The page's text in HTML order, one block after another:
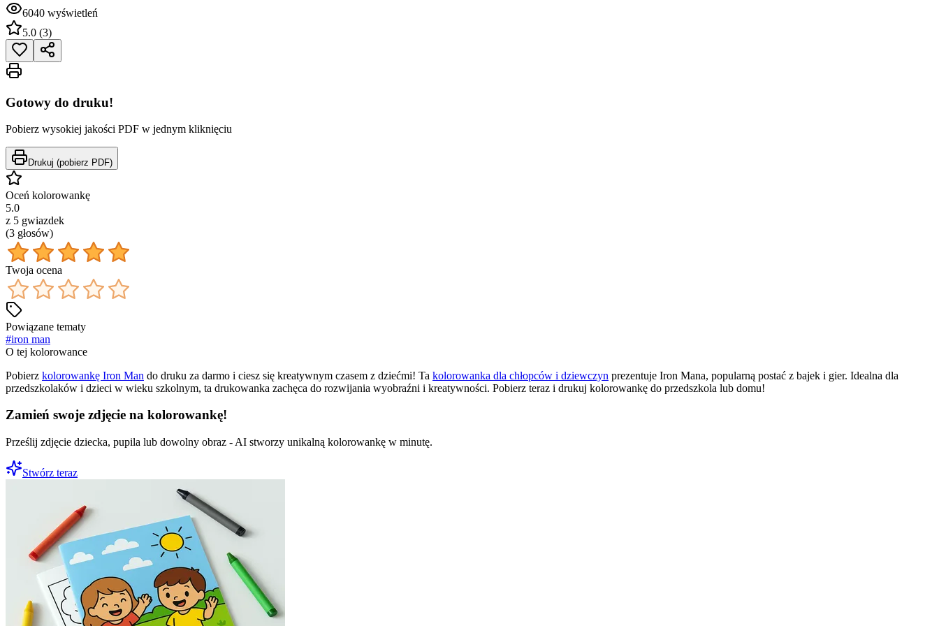
6040 wyświetleń
5.0 (3)
Gotowy do druku!
Pobierz wysokiej jakości PDF w jednym kliknięciu
Drukuj (pobierz PDF)
Oceń kolorowankę
5.0
z 5 gwiazdek
(3 głosów)
Twoja ocena
Powiązane tematy
#iron man
O tej kolorowance
Pobierz kolorowankę Iron Man do druku za darmo i ciesz się kreatywnym czasem z dziećmi! Ta kolorowanka dla chłopców i dziewczyn prezentuje Iron Mana, popularną postać z bajek i gier. Idealna dla
przedszkolaków i dzieci w wieku szkolnym, ta drukowanka zachęca do rozwijania wyobraźni i kreatywności. Pobierz teraz i drukuj kolorowankę do przedszkola lub domu!
Zamień swoje zdjęcie na kolorowankę!
Prześlij zdjęcie dziecka, pupila lub dowolny obraz - AI stworzy unikalną kolorowankę w minutę.
Stwórz teraz